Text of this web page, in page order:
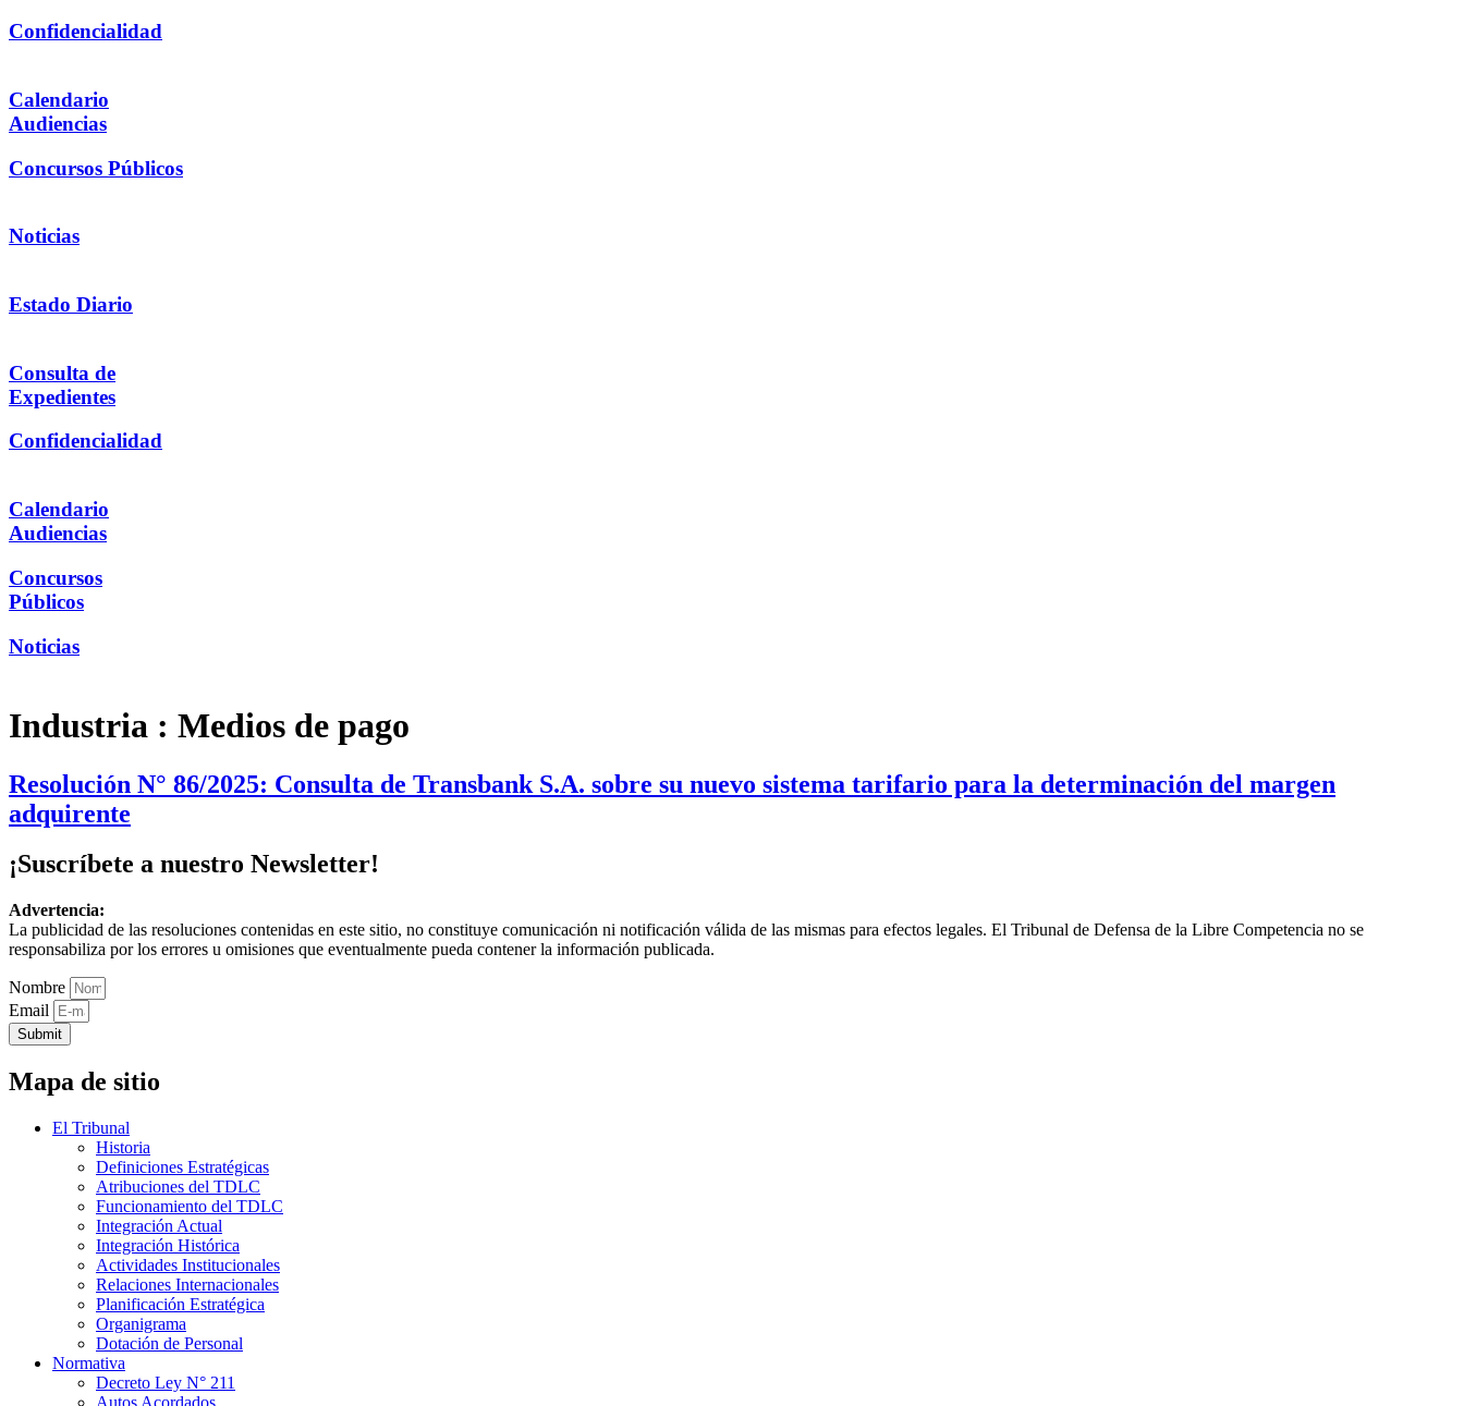
Confidencialidad
Calendario
Audiencias
Concursos Públicos
Noticias
Estado Diario
Consulta de
Expedientes
Confidencialidad
Calendario
Audiencias
Concursos
Públicos
Noticias
Industria : Medios de pago
Resolución N° 86/2025: Consulta de Transbank S.A. sobre su nuevo sistema tarifario para la determinación del margen
adquirente
¡Suscríbete a nuestro Newsletter!
Advertencia:
La publicidad de las resoluciones contenidas en este sitio, no constituye comunicación ni notificación válida de las mismas para efectos legales. El Tribunal de Defensa de la Libre Competencia no se
responsabiliza por los errores u omisiones que eventualmente pueda contener la información publicada.
Nombre
Email
Submit
Mapa de sitio
El Tribunal
Historia
Definiciones Estratégicas
Atribuciones del TDLC
Funcionamiento del TDLC
Integración Actual
Integración Histórica
Actividades Institucionales
Relaciones Internacionales
Planificación Estratégica
Organigrama
Dotación de Personal
Normativa
Decreto Ley N° 211